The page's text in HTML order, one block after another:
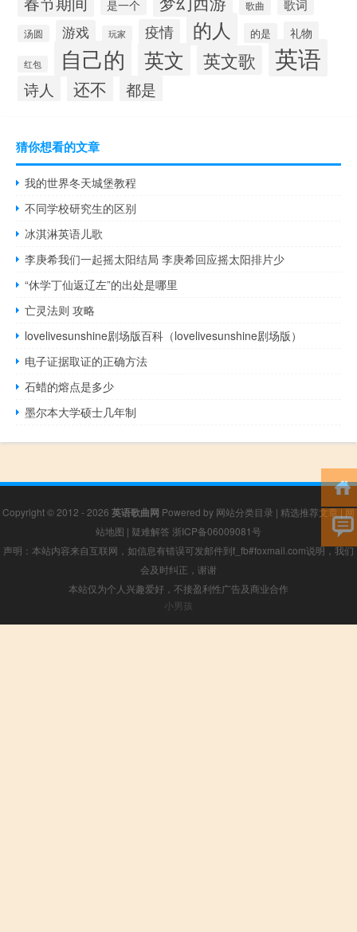
是一个 歌曲 歌词
汤圆 游戏 玩家 疫情 的人 的是 礼物
红包 自己的 英文 英文歌 英语
诗人 还不 都是
猜你想看的文章
我的世界冬天城堡教程
不同学校研究生的区别
冰淇淋英语儿歌
李庚希我们一起摇太阳结局 李庚希回应摇太阳排片少
“休学丁仙返辽左”的出处是哪里
亡灵法则 攻略
lovelivesunshine剧场版百科（lovelivesunshine剧场版）
电子证据取证的正确方法
石蜡的熔点是多少
墨尔本大学硕士几年制
Copyright © 2012 - 2026 英语歌曲网 Powered by 网站分类目录 | 精选推荐文章|网
站地图 | 疑难解答 浙ICP备06009081号
声明：本站内容来自互联网，如信息有错误可发邮件到f_fb#foxmail.com说明，我们
会及时纠正，谢谢
本站仅为个人兴趣爱好，不接盈利性广告及商业合作
小男孩